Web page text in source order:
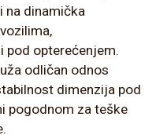
na dinamička
pod opterećenjem.
odličan odnos
dimenzija pod
pogodnom za teške